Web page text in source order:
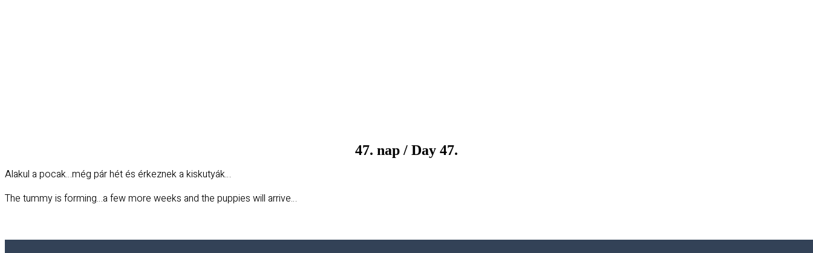
47. nap / Day 47.
Alakul a pocak…még pár hét és érkeznek a kiskutyák…
The tummy is forming…a few more weeks and the puppies will arrive…